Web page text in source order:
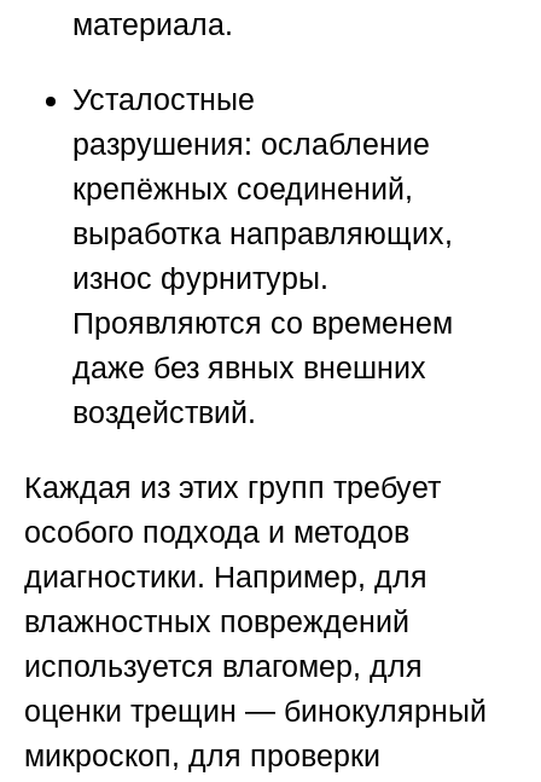
материала.
Усталостные
разрушения: ослабление
крепёжных соединений,
выработка направляющих,
износ фурнитуры.
Проявляются со временем
даже без явных внешних
воздействий.
Каждая из этих групп требует
особого подхода и методов
диагностики. Например, для
влажностных повреждений
используется влагомер, для
оценки трещин — бинокулярный
микроскоп, для проверки